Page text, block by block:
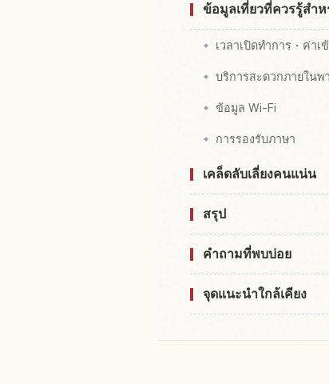
ข้อมูลเที่ยวที่ควรรู้สำ
เวลาเปิดทำการ・ค่าเ
บริการสะดวกภายในพ
ข้อมูล Wi-Fi
การรองรับภาษา
เคล็ดลับเลี่ยงคนแน่น
สรุป
คำถามที่พบบ่อย
จุดแนะนำใกล้เคียง